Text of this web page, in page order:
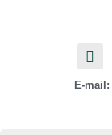
E-mail: